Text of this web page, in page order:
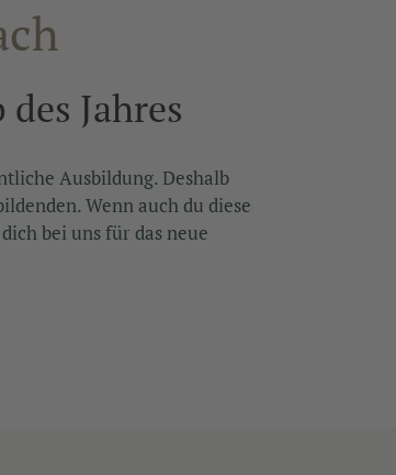
Jahres
Ausbildung. Deshalb
Wenn auch du diese
bei uns für das neue